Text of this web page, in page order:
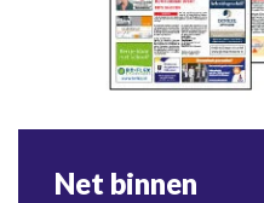
Net binnen